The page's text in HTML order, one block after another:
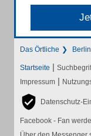
Das Örtliche Berlin
Startseite |
Impressum |
Datenschutz-
Facebook - Fan